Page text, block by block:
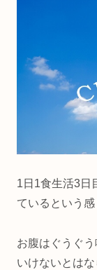
1日1食生活3日
ているという感
お腹はぐうぐ
いけないとは